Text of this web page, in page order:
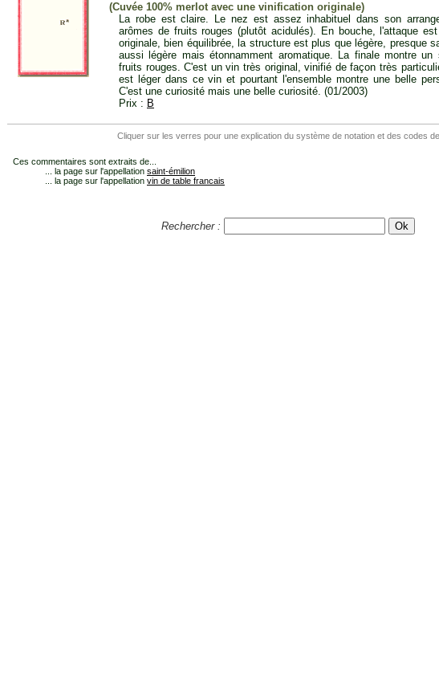
(Cuvée 100% merlot avec une vinification originale)
La robe est claire. Le nez est assez inhabituel dans son
arômes de fruits rouges (plutôt acidulés). En bouche, l'attaque
originale, bien équilibrée, la structure est plus que légère, presque
aussi légère mais étonnamment aromatique. La finale montre un
fruits rouges. C'est un vin très original, vinifié de façon très
est léger dans ce vin et pourtant l'ensemble montre une belle
C'est une curiosité mais une belle curiosité. (01/2003)
Prix : B
Cliquer sur les verres pour une explication du système de notation et des codes de
Ces commentaires sont extraits de...
... la page sur l'appellation saint-émilion
... la page sur l'appellation vin de table francais
Rechercher :